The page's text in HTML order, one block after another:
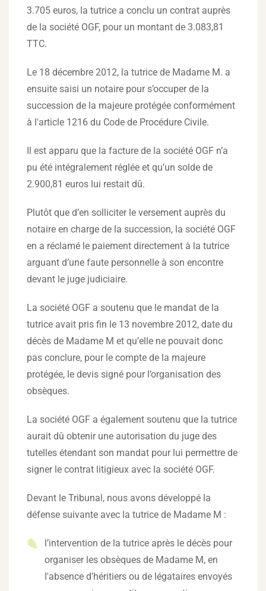
3.705 euros, la tutrice a conclu un contrat auprès
de la société OGF, pour un montant de 3.083,81
TTC.
Le 18 décembre 2012, la tutrice de Madame M. a
ensuite saisi un notaire pour s’occuper de la
succession de la majeure protégée conformément
à l'article 1216 du Code de Procédure Civile.
Il est apparu que la facture de la société OGF n’a
pu été intégralement réglée et qu’un solde de
2.900,81 euros lui restait dû.
Plutôt que d’en solliciter le versement auprès du
notaire en charge de la succession, la société OGF
en a réclamé le paiement directement à la tutrice
arguant d’une faute personnelle à son encontre
devant le juge judiciaire.
La société OGF a soutenu que le mandat de la
tutrice avait pris fin le 13 novembre 2012, date du
décès de Madame M et qu’elle ne pouvait donc
pas conclure, pour le compte de la majeure
protégée, le devis signé pour l’organisation des
obsèques.
La société OGF a également soutenu que la tutrice
aurait dû obtenir une autorisation du juge des
tutelles étendant son mandat pour lui permettre de
signer le contrat litigieux avec la société OGF.
Devant le Tribunal, nous avons développé la
défense suivante avec la tutrice de Madame M :
l’intervention de la tutrice après le décès pour
organiser les obsèques de Madame M, en
l'absence d'héritiers ou de légataires envoyés